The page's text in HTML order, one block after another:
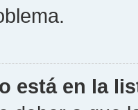
está en la